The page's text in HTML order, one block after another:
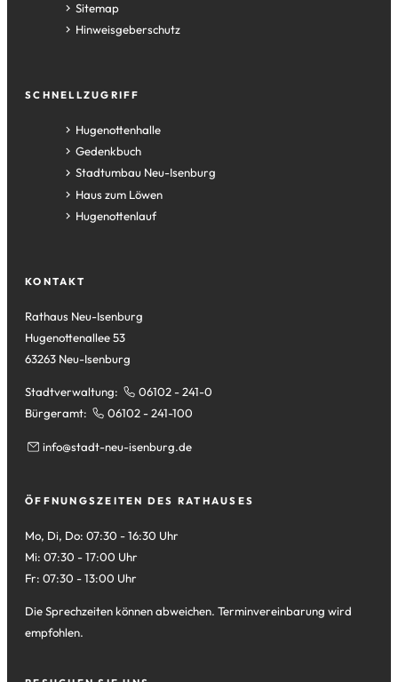
Sitemap
Hinweisgeberschutz
SCHNELLZUGRIFF
Hugenottenhalle
(Öffnet
in
einem
neuen
Tab)
Gedenkbuch
(Öffnet
in
einem
neuen
Stadtumbau Neu-Isenburg
(Öffnet
in
einem
Haus zum Löwen
(Öffnet
in
Tab)
Hugenottenlauf
(Öffnet
neuen
KONTAKT
Rathaus Neu-Isenburg
Hugenottenallee 53
63263 Neu-Isenburg
Stadtverwaltung:
06102 - 241-0
Bürgeramt:
06102 - 241-100
info stadt-neu-isenburg de
ÖFFNUNGSZEITEN DES RATHAUSES
Mo, Di, Do: 07:30 - 16:30 Uhr
Mi: 07:30 - 17:00 Uhr
Fr: 07:30 - 13:00 Uhr
Die Sprechzeiten können abweichen. Terminvereinbarung wird
empfohlen.